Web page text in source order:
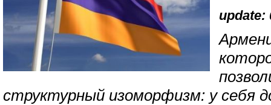
update:
структурный изоморфизм: у себя